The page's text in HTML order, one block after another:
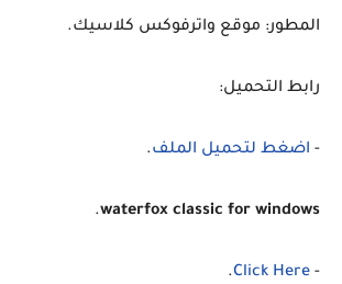
المطور: موقع واترفوكس كلاسيك.
رابط التحميل:
- اضغط لتحميل الملف.
waterfox classic for windows
.
-
Click Here
.